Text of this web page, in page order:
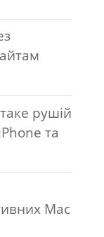
рушій
та
Mac